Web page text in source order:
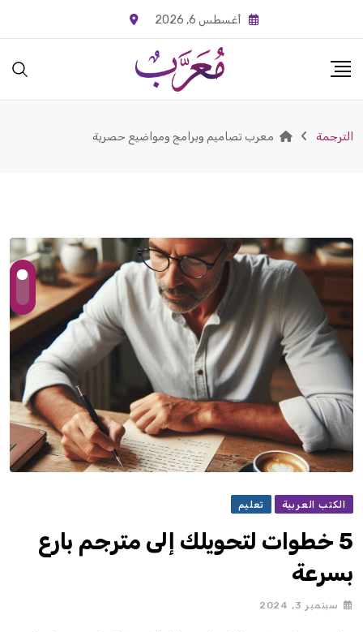
أغسطس 6, 2026
الترجمة معرب تصاميم وبرامج ومواضيع حصرية
الكتب العربية تعليم
5 خطوات لتحويلك إلى مترجم بارع
بسرعة
سبتمبر 3, 2024